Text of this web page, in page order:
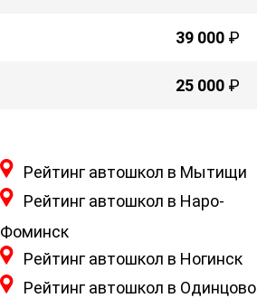
39 000 ₽
25 000 ₽
Рейтинг автошкол в Мытищи
Рейтинг автошкол в Наро-
Фоминск
Рейтинг автошкол в Ногинск
Рейтинг автошкол в Одинцово